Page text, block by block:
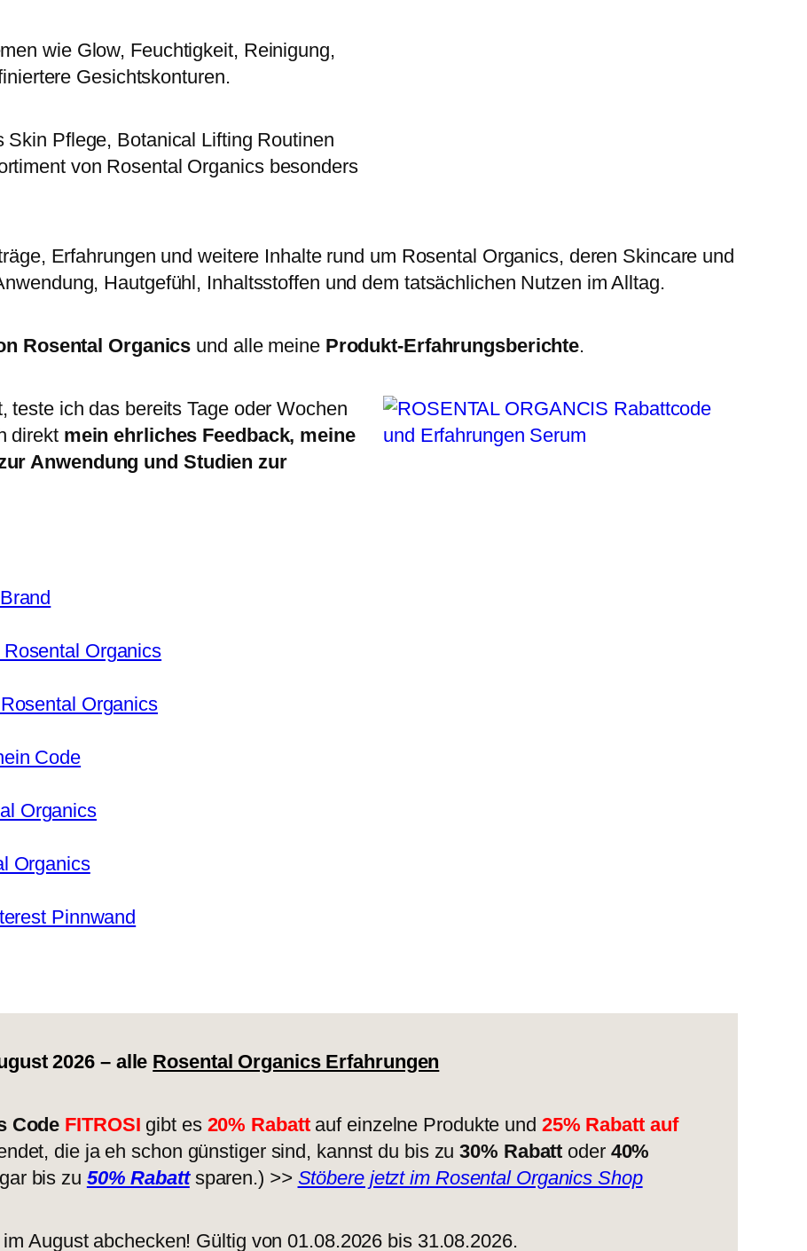
wie Glow, Feuchtigkeit, Reinigung,
Gesichtskonturen.
Pflege, Botanical Lifting Routinen
von Rosental Organics besonders
Erfahrungen und weitere Inhalte rund um Rosental Organics, deren Skincare und
Hautgefühl, Inhaltsstoffen und dem tatsächlichen Nutzen im Alltag.
Rosental Organics und alle meine Produkt-Erfahrungsberichte.
teste ich das bereits Tage oder Wochen
direkt mein ehrliches Feedback, meine
Anwendung und Studien zur
Organics
Organics
Code
Organics
Organics
Pinnwand
2026 – alle Rosental Organics Erfahrungen
Code FITROSI gibt es 20% Rabattauf einzelne Produkte und 25% Rabatt auf
die ja eh schon günstiger sind, kannst du bis zu30% Rabatt oder 40%
bis zu 50% Rabattsparen.) >> Stöbere jetzt im Rosental Organics Shop
August abchecken! Gültig von 01.08.2026 bis 31.08.2026.